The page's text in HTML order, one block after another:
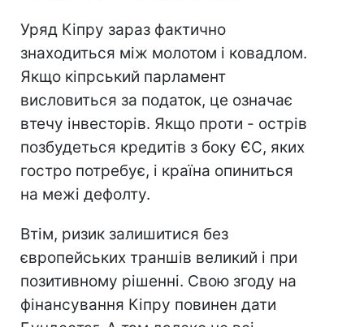
Уряд Кіпру зараз фактично
знаходиться між молотом і ковадлом.
Якщо кіпрський парламент
висловиться за податок, це означає
втечу інвесторів. Якщо проти - острів
позбудеться кредитів з боку ЄС, яких
гостро потребує, і країна опиниться
на межі дефолту.
Втім, ризик залишитися без
європейських траншів великий і при
позитивному рішенні. Свою згоду на
фінансування Кіпру повинен дати